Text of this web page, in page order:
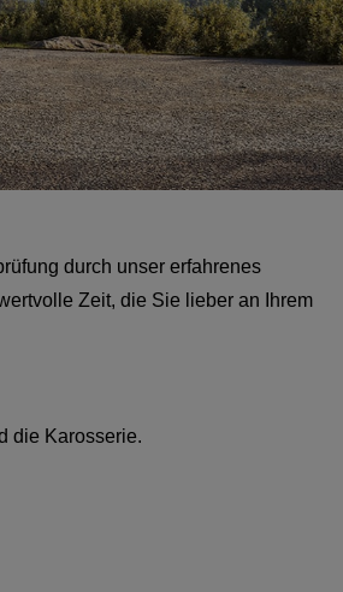
durch unser erfahrenes
Zeit, die Sie lieber an Ihrem
die Karosserie.